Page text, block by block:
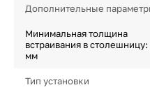
Дополнительные
Минимальная толщина
встраивания в
мм
Тип установки